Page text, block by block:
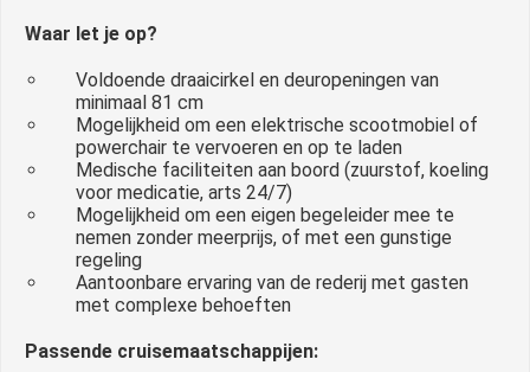
Waar let je op?
Voldoende draaicirkel en deuropeningen van
minimaal 81 cm
Mogelijkheid om een elektrische scootmobiel of
powerchair te vervoeren en op te laden
Medische faciliteiten aan boord (zuurstof, koeling
voor medicatie, arts 24/7)
Mogelijkheid om een eigen begeleider mee te
nemen zonder meerprijs, of met een gunstige
regeling
Aantoonbare ervaring van de rederij met gasten
met complexe behoeften
Passende cruisemaatschappijen: